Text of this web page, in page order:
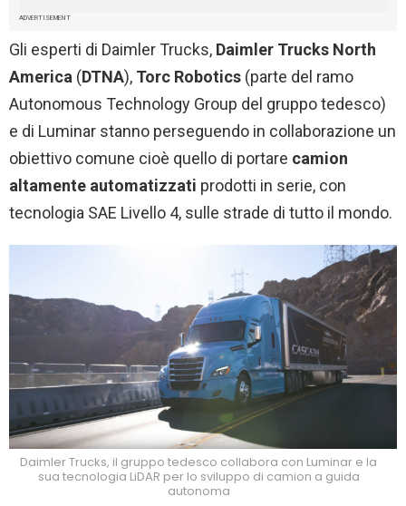
ADVERTISEMENT
Gli esperti di Daimler Trucks, Daimler Trucks North
America (DTNA), Torc Robotics (parte del ramo
Autonomous Technology Group del gruppo tedesco)
e di Luminar stanno perseguendo in collaborazione un
obiettivo comune cioè quello di portare camion
altamente automatizzati prodotti in serie, con
tecnologia SAE Livello 4, sulle strade di tutto il mondo.
Daimler Trucks, il gruppo tedesco collabora con Luminar e la
sua tecnologia LiDAR per lo sviluppo di camion a guida
autonoma